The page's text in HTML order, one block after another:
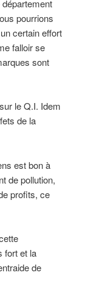
pourrions
certain effort
falloir se
sont
le Q.I. Idem
de la
est bon à
de pollution,
profits, ce
fort et la
de